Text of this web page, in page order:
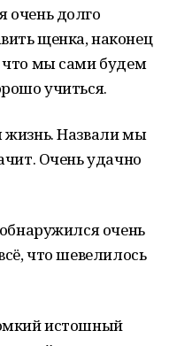
очень долго
щенка, наконец
что мы сами будем
учиться.
жизнь. Назвали мы
Очень удачно
очень
что шевелилось
истошный